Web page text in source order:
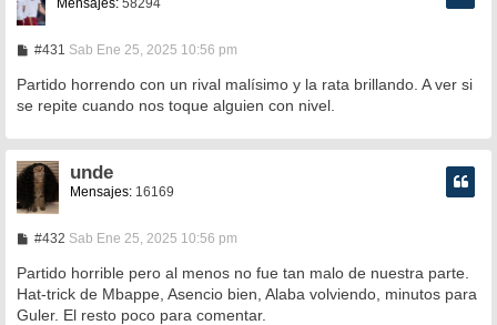
Mensajes:58294
#431 M
n
s
a
e
Sab Ene 25, 2025 10:56 pm
Partido horrendo con un rival malísimo y la rata brillando. A ver si
se repite cuando nos toque alguien con nivel.
unde
Mensajes:16169
#432M
n
s
a
j
Sab Ene 25, 2025 10:56 pm
Partido horrible pero al menos no fue tan malo de nuestra parte.
Hat-trick de Mbappe, Asencio bien, Alaba volviendo, minutos para
Guler. El resto poco para comentar.